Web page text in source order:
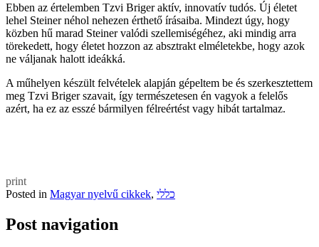
Ebben az értelemben Tzvi Briger aktív, innovatív tudós. Új életet
lehel Steiner néhol nehezen érthető írásaiba. Mindezt úgy, hogy
közben hű marad Steiner valódi szellemiségéhez, aki mindig arra
törekedett, hogy életet hozzon az absztrakt elméletekbe, hogy azok
ne váljanak halott ideákká.
A műhelyen készült felvételek alapján gépeltem be és szerkesztettem
meg Tzvi Briger szavait, így természetesen én vagyok a felelős
azért, ha ez az esszé bármilyen félreértést vagy hibát tartalmaz.
print
Posted in Magyar nyelvű cikkek, כללי
Post navigation